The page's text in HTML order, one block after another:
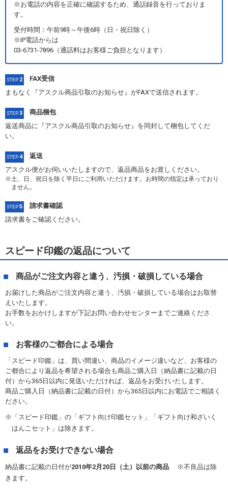
※お電話の内容を正確に確認するため、通話録音を行っておりま
す。
受付時間：午前9時～午後6時（日・祝日除く）
※IP電話からは
03-6731-7896（通話料はお客様ご負担となります）
STEP 2
FAX受信
まもなく『アスクル商品引取のお知らせ』がFAXで送信されます。
STEP3
商品梱包
返送商品に『アスクル商品引取のお知らせ』を同封して梱包してくだ
い。
STEP4
返送
アスクル便がお伺いいたしますので、返品商品をお渡しください。
土、日、祝日を除く平日にご利用いただけます。お時間の指定は承っており
ません。
STEP5
請求書確認
請求書をご確認ください。
スピード印鑑の返品について
商品がご注文内容と違う、汚損・破損している場合
お届けした商品がご注文内容と違う、汚損・破損している場合はお取替
えいたします。
お手数をおかけしますが下記お問い合わせセンターまでご連絡くださ
い。
お客様のご都合による場合
「スピード印鑑」は、買い間違い、商品のイメージ違いなど、お客様の
ご都合により返品を希望される場合も商品ご購入日（納品書に記載の日
付）から365日以内に発送いただければ、返品をお受けいたします。
商品ご購入日（納品書に記載の日付）から365日以内にお電話でご相談く
ださい。
「スピード印鑑」の「ギフト向け印鑑セット」「ギフト向け和ざいく
はんこセット」は除きます。
返品をお受けできない場合
納品書に記載の日付が2010年2月20日（土）以前の商品
不良品は除
きます。